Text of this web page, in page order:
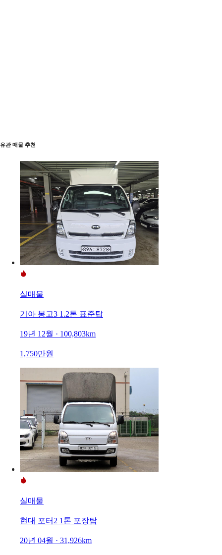
유관 매물 추천
실매물
기아 봉고3 1.2톤 표준탑
19년 12월 · 100,803km
1,750만원
실매물
현대 포터2 1톤 포장탑
20년 04월 · 31,926km